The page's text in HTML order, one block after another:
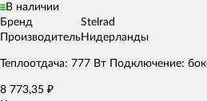
В наличии
Бренд
Stelrad
ПроизводительНидерланды
Теплоотдача: 777 Вт Подключение:
8 773,35 ₽